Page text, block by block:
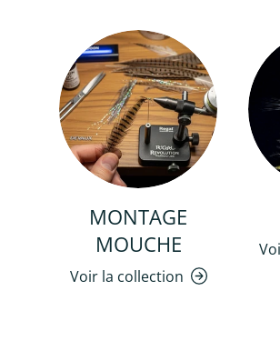
MONTAGE
MOUCHE
Voir la collection